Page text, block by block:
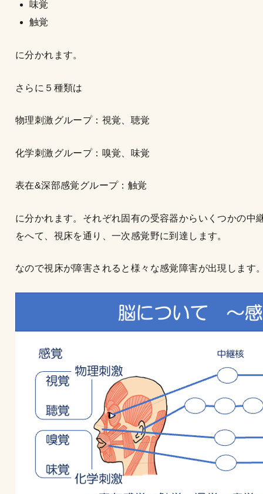
味覚
触覚
に分かれます。
さらに５種類は
物理刺激グループ：視覚、聴覚
化学刺激グループ：嗅覚、味覚
表在&深部感覚グループ：触覚
に分かれます。それぞれ固有の受容器からいくつかの中
をへて、視床を通り、一次感覚野に到達します。
なので視床が障害されると様々な感覚障害が出現します